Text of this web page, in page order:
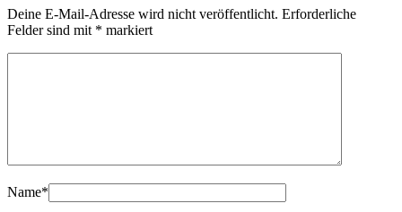
Deine E-Mail-Adresse wird nicht veröffentlicht. Erforderliche
Felder sind mit * markiert
Name*